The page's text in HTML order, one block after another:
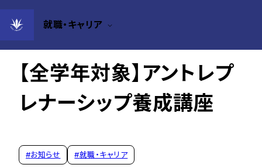
就職・キャリア
2025年07月23日
【全学年対象】アントレプ
レナーシップ養成講座
#お知らせ #就職・キャリア